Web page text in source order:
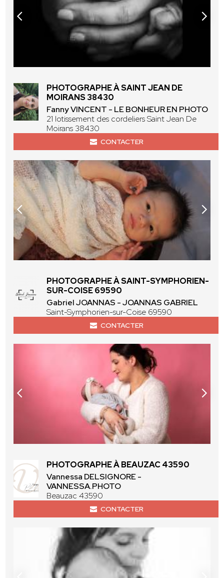
PHOTOGRAPHE À SAINT JEAN DE
MOIRANS 38430
Fanny VINCENT - LE BONHEUR EN PHOTO
21 lotissement des cordeliers Saint Jean De
Moirans 38430
CONTACTER
PHOTOGRAPHE À SAINT-SYMPHORIEN-
SUR-COISE 69590
Gabriel JOANNAS - JOANNAS GABRIEL
Saint-Symphorien-sur-Coise 69590
CONTACTER
PHOTOGRAPHE À BEAUZAC 43590
Vannessa DELSIGNORE -
VANNESSA.PHOTO
Beauzac 43590
CONTACTER